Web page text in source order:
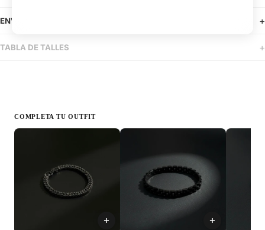
ENVÍOS
TABLA DE TALLES
COMPLETA TU OUTFIT